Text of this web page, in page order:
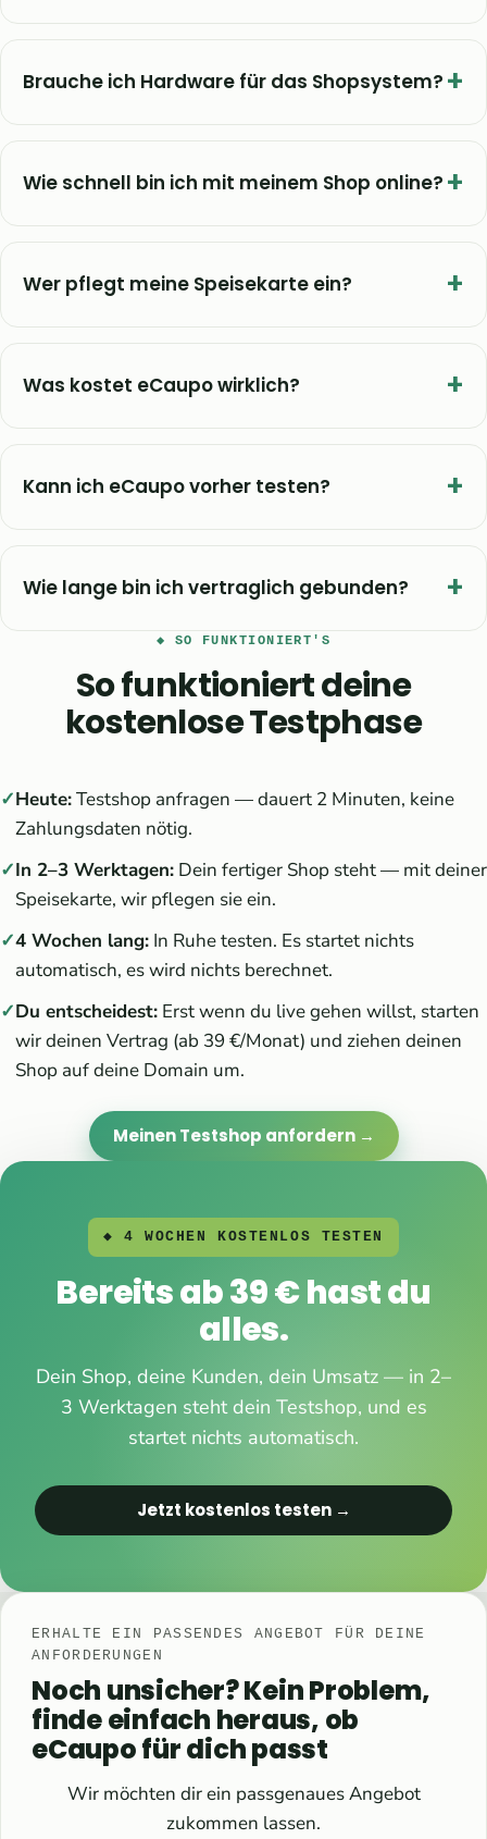
Brauche ich Hardware für das Shopsystem?
Wie schnell bin ich mit meinem Shop online?
Wer pflegt meine Speisekarte ein?
Was kostet eCaupo wirklich?
Kann ich eCaupo vorher testen?
Wie lange bin ich vertraglich gebunden?
◆ SO FUNKTIONIERT'S
So funktioniert deine
kostenlose Testphase
Heute:Testshop anfragen — dauert 2 Minuten, keine
Zahlungsdaten nötig.
In 2–3 Werktagen: Dein fertiger Shop steht — mit deiner
Speisekarte, wir pflegen sie ein.
4 Wochen lang: In Ruhe testen. Es startet nichts
automatisch, es wird nichts berechnet.
Du entscheidest: Erst wenn du live gehen willst, starten
wir deinen Vertrag (ab 39 €/Monat) und ziehen deinen
Shop auf deine Domain um.
Meinen Testshop anfordern →
◆ 4 WOCHEN KOSTENLOS TESTEN
Bereits ab 39 € hast du
alles.
Dein Shop, deine Kunden, dein Umsatz — in 2–
3 Werktagen steht dein Testshop, und es
startet nichts automatisch.
Jetzt kostenlos testen →
ERHALTE EIN PASSENDES ANGEBOT FÜR DEINE
ANFORDERUNGEN
Noch unsicher? Kein Problem,
finde einfach heraus, ob
eCaupo für dich passt
Wir möchten dir ein passgenaues Angebot
zukommen lassen.